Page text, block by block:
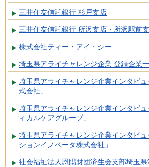
三井住友信託銀行 杉戸支店
三井住友信託銀行 所沢支店・所沢駅前
株式会社ティー・アイ・シー
埼玉県アライチャレンジ企業 登録企業一
埼玉県アライチャレンジ企業インタビ
式会社」
埼玉県アライチャレンジ企業インタビ
ィカルケアグループ」
埼玉県アライチャレンジ企業インタビ
ションイノベータ株式会社」
社会福祉法人恩賜財団済生会支部埼玉